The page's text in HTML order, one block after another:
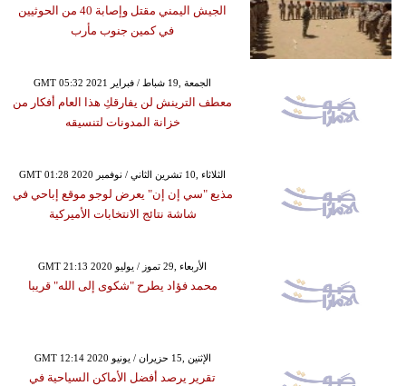
الجيش اليمني مقتل وإصابة 40 من الحوثيين
في كمين جنوب مأرب
GMT 05:32 2021 الجمعة ,19 شباط / فبراير
معطف الترينش لن يفارقكِ هذا العام أفكار من
خزانة المدونات لتنسيقه
GMT 01:28 2020 الثلاثاء ,10 تشرين الثاني / نوفمبر
مذيع "سي إن إن" يعرض لوجو موقع إباحي في
شاشة نتائج الانتخابات الأميركية
GMT 21:13 2020 الأربعاء ,29 تموز / يوليو
محمد فؤاد يطرح "شكوى إلى الله" قريبا
GMT 12:14 2020 الإثنين ,15 حزيران / يونيو
تقرير يرصد أفضل الأماكن السياحية في